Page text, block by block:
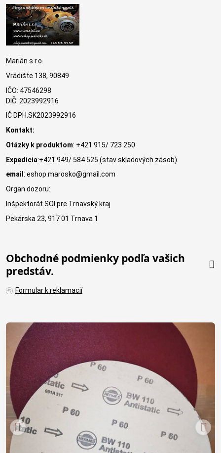
Marián s.r.o.
Vrádište 138, 90849
IČO: 47546298
DIČ: 2023992916
IČ DPH:SK2023992916
Kontakt:
Otázky k produktom: +421 915/ 723 250
Expedícia:+421 949/ 584 525 (stav skladových zásob)
email : eshop.marosko@gmail.com
Organ dozoru:
Inšpektorát SOI pre Trnavský kraj
Pekárska 23, 917 01 Trnava 1
Obchodné podmienky podľa vašich
predstáv.
Formular k reklamacií